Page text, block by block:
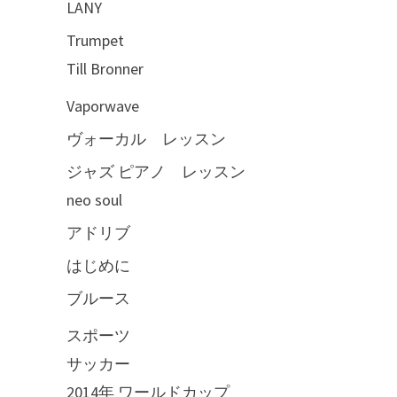
LANY
Trumpet
Till Bronner
Vaporwave
ヴォーカル レッスン
ジャズ ピアノ レッスン
neo soul
アドリブ
はじめに
ブルース
スポーツ
サッカー
2014年 ワールドカップ